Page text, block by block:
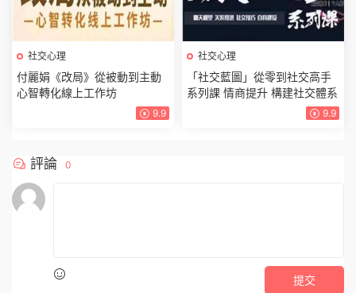
社交心理
付麗娟《改局》從被動到主動
心智轉化線上工作坊
9.9
社交心理
「社交藍圖」從零到社交高手
系列課 情商提升 構建社交體系
9.9
評論 0
提交